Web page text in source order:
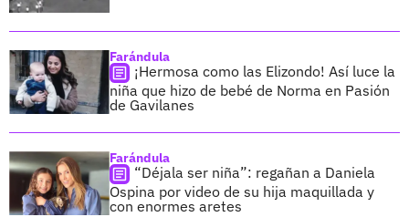
Farándula
¡Hermosa como las Elizondo! Así luce la
niña que hizo de bebé de Norma en Pasión
de Gavilanes
Farándula
“Déjala ser niña”: regañan a Daniela
Ospina por video de su hija maquillada y
con enormes aretes